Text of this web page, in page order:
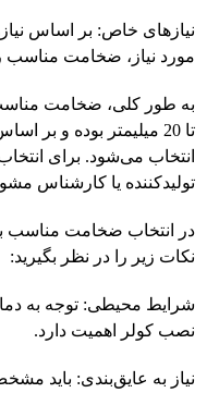
نیازهای خاص: بر اساس
مورد نیاز، ضخامت مناسب
تا 20 میلیمتر بوده و
انتخاب می‌شود. برای
تولیدکننده یا کارشناس
در انتخاب ضخامت مناسب
نکات زیر را در نظر بگیرید:
شرایط محیطی: توجه به
نصب کولر اهمیت دارد.
نیاز به عایق‌بندی: باید